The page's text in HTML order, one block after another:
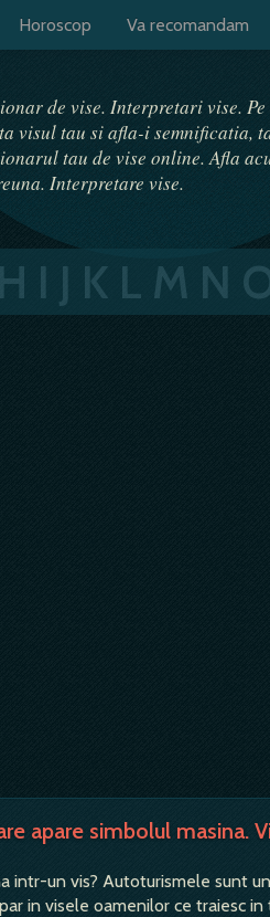
Horoscop Va recomandam
de vise. Interpretari vise.
visul tau si afla-i semnificatia,
tau de vise online. Afla
Interpretare vise.
H I J K L M N
apare simbolul masina.
intr-un vis? Autoturismele sunt
in visele oamenilor ce traiesc in